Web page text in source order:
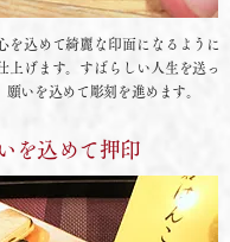
を込めて綺麗な印面になるように
上げます。すばらしい人生を送っ
願いを込めて彫刻を進めます。
を込めて押印